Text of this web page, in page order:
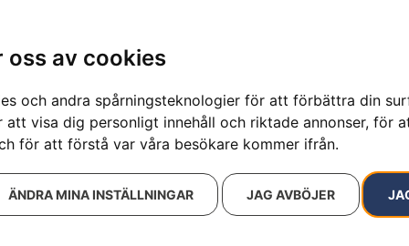
oss av cookies
och andra spårningsteknologier för att förbättra din
visa dig personligt innehåll och riktade annonser, för
för att förstå var våra besökare kommer ifrån.
JAG AVBÖJER
ÄNDRA MINA INSTÄLLNINGAR